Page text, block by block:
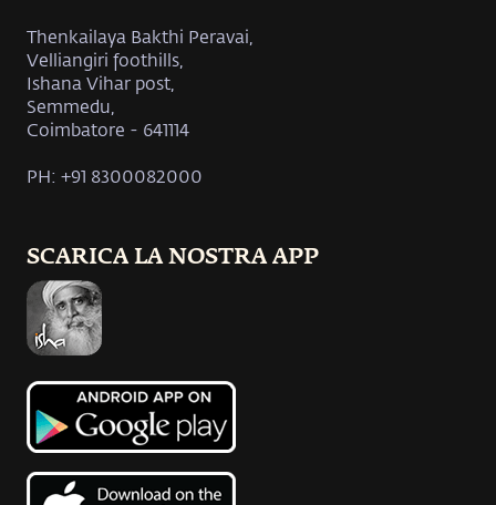
Thenkailaya Bakthi Peravai,
Velliangiri foothills,
Ishana Vihar post,
Semmedu,
Coimbatore - 641114
PH: +91 8300082000
SCARICA LA NOSTRA APP